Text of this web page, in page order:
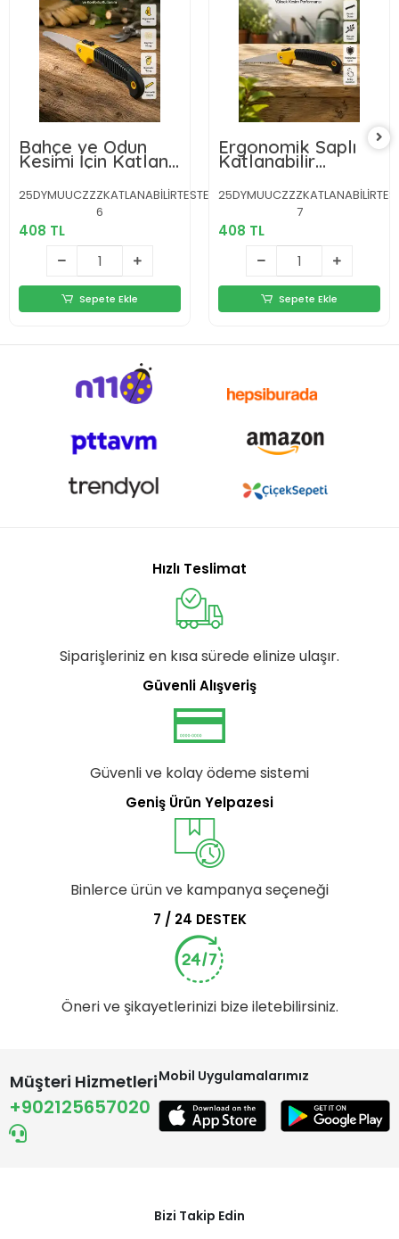
Bahçe ve Odun
Kesimi İçin Katlanır
El Testeresi
25DYMUUCZZZKATLANABİLİRTESTERE-
6
408 TL
Sepete Ekle
Ergonomik Saplı
Katlanabilir
Budama Testeresi
7
408 TL
Sepete Ekle
Hızlı Teslimat
Siparişleriniz en kısa sürede elinize ulaşır.
Güvenli Alışveriş
Güvenli ve kolay ödeme sistemi
Geniş Ürün Yelpazesi
Binlerce ürün ve kampanya seçeneği
7 / 24 DESTEK
Öneri ve şikayetlerinizi bize iletebilirsiniz.
Müşteri Hizmetleri
+902125657020
Mobil Uygulamalarımız
Bizi Takip Edin